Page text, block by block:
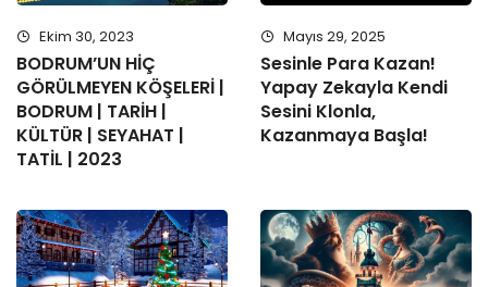
Ekim 30, 2023
BODRUM’UN HİÇ
GÖRÜLMEYEN KÖŞELERİ |
BODRUM | TARİH |
KÜLTÜR | SEYAHAT |
TATİL | 2023
Mayıs 29, 2025
Sesinle Para Kazan!
Yapay Zekayla Kendi
Sesini Klonla,
Kazanmaya Başla!